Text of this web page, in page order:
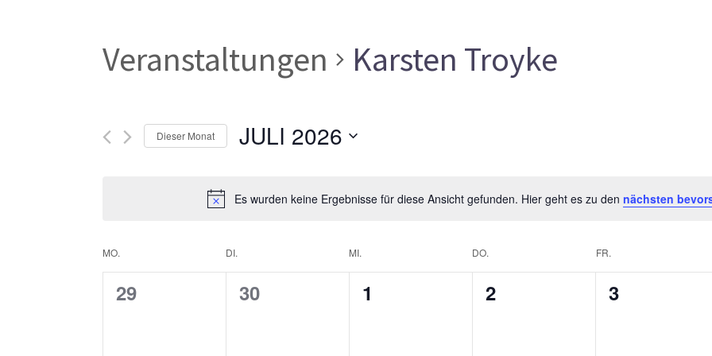
Es wurden keine Ergebnisse für diese Ansicht gefunden. Hier geht es zu den nächsten
Veranstaltungen Karsten Troyke
Dieser Monat JULI 2026
Kalender
von
MO. DI. MI. DO. FR.
0
29
0
30
0
1
0
2
0
3